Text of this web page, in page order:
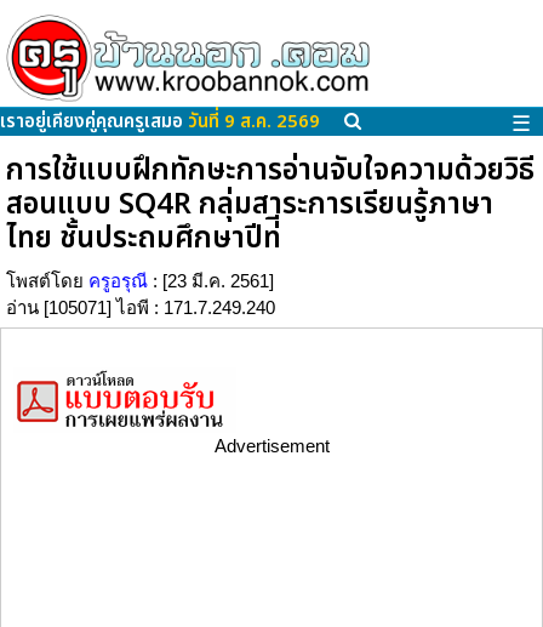
เราอยู่เคียงคู่คุณครูเสมอ วันที่ 9 ส.ค. 2569 ☰
การใช้แบบฝึกทักษะการอ่านจับใจความด้วยวิธี
สอนแบบ SQ4R กลุ่มสาระการเรียนรู้ภาษา
ไทย ชั้นประถมศึกษาปีท่ี
โพสต์โดย ครูอรุณี : [23 มี.ค. 2561]
อ่าน [105071] ไอพี : 171.7.249.240
Advertisement